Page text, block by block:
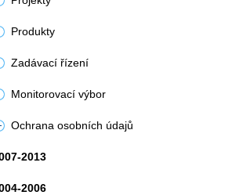
Produkty
Zadávací řízení
Monitorovací výbor
Ochrana osobních údajů
2013
2006